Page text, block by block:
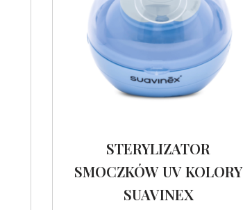
STERYLIZATOR
SMOCZKÓW UV KOLORY
SUAVINEX